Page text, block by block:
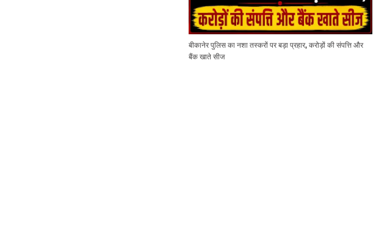
बीकानेर पुलिस का नशा तस्करों पर बड़ा प्रहार, करोड़ों की संपत्ति और
बैंक खाते सीज